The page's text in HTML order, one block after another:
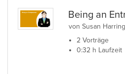
Being an
von Susan
2 Vorträge
0:32 h Laufzeit